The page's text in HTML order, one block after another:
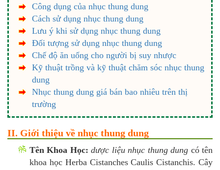
Công dụng của nhục thung dung
Cách sử dụng nhục thung dung
Lưu ý khi sử dụng nhục thung dung
Đối tượng sử dụng nhục thung dung
Chế độ ăn uống cho người bị suy nhược
Kỹ thuật trồng và kỹ thuật chăm sóc nhục thung
dung
Nhục thung dung giá bán bao nhiêu trên thị
trường
II. Giới thiệu về nhục thung dung
Tên Khoa Học:dược liệu nhục thung dung có tên
khoa học Herba Cistanches Caulis Cistanchis. Cây